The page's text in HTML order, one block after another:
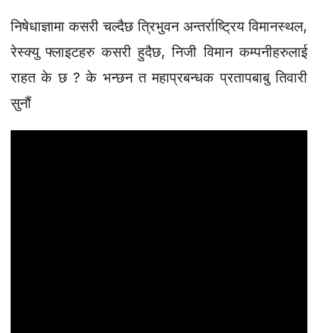
निषेधाज्ञामा कसरी चल्दैछ त्रिभुवन अन्तर्राष्ट्रिय विमानस्थल,
रेस्क्यु फ्लाइटहरु कसरी हुदैछ, निजी विमान कम्पनीहरुलाई
राहत के छ ? के भन्छन त महाप्रबन्धक प्रतापबाबु तिवारी
सुनौं